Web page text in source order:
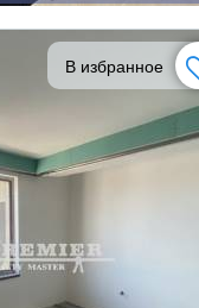
В избранное